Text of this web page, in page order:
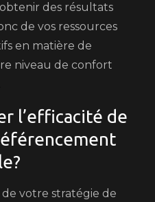
des résultats
de vos ressources
en matière de
niveau de confort
l’efficacité de
votre stratégie de